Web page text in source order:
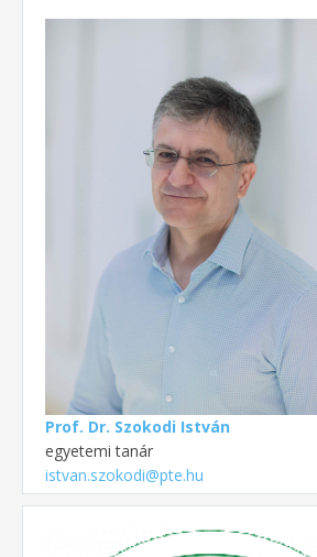
Prof. Dr. Szokodi István
egyetemi tanár
istvan.szokodi@pte.hu